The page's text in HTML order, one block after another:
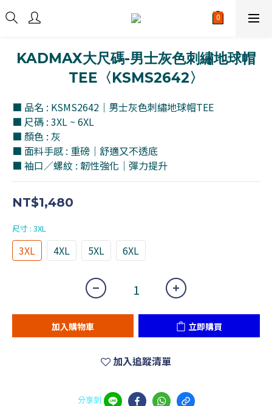
KADMAX大尺碼-男士灰色刺繡地球帽
TEE〈KSMS2642〉
■ 品名 : KSMS2642｜男士灰色刺繡地球帽TEE
■ 尺碼 : 3XL ~ 6XL
■ 顏色 : 灰
■ 面料手感 : 重磅｜舒適又不透底
■ 袖口／螺紋 : 韌性強化｜彈力提升
NT$1,480
尺寸 : 3XL
3XL 4XL 5XL 6XL
加入購物車 立即購買
加入追蹤清單
分享到